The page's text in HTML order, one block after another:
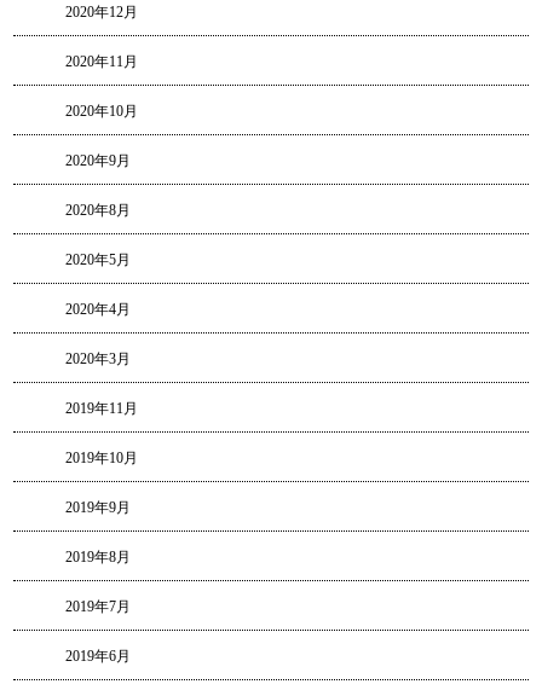
2020年12月
2020年11月
2020年10月
2020年9月
2020年8月
2020年5月
2020年4月
2020年3月
2019年11月
2019年10月
2019年9月
2019年8月
2019年7月
2019年6月